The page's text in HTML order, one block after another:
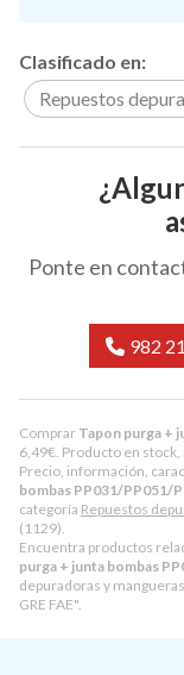
Comprar Tapon purga +
6,49€ . Producto en
Precio, información,
bombas PP031/PP051/
categoría Repuestos
(1129).
Encuentra productos
purga + junta bombas
depuradoras y
GRE FAE".
Clasificado en:
Repuestos
Ponte en
982